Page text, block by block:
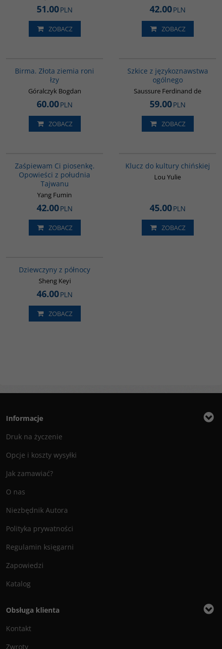
51.00PLN
ZOBACZ
42.00PLN
ZOBACZ
Birma. Złota ziemia roni
łzy
Góralczyk Bogdan
60.00PLN
ZOBACZ
Szkice z językoznawstwa
ogólnego
Saussure Ferdinand de
59.00PLN
ZOBACZ
Zaśpiewam Ci piosenkę.
Opowieści z południa
Tajwanu
Yang Fumin
42.00PLN
ZOBACZ
Klucz do kultury chińskiej
Lou Yulie
45.00PLN
ZOBACZ
Dziewczyny z północy
Sheng Keyi
46.00PLN
ZOBACZ
Informacje
Druk na życzenie
Opcje i koszty wysyłki
Jak zamawiać?
O nas
Niezbędnik Autora
Polityka prywatności
Regulamin księgarni
Zapowiedzi
Katalog
Obsługa klienta
Kontakt
Zwroty